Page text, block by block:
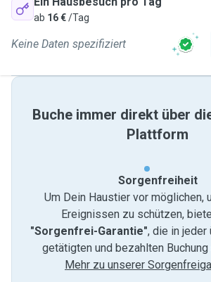
ab 16 €/Tag
Keine Daten spezifiziert
Buche immer direkt über
Plattform
Sorgenfreiheit
Um Dein Haustier vor möglichen,
Ereignissen zu schützen,
"Sorgenfrei-Garantie", die in jeder
getätigten und bezahlten
Mehr zu unserer